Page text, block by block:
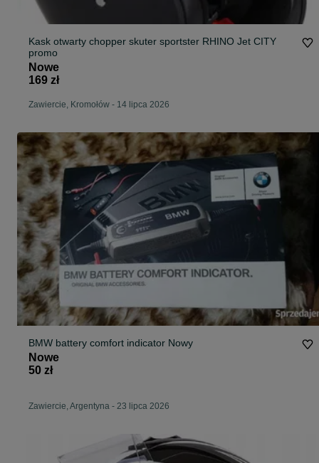
Kask otwarty chopper skuter sportster RHINO Jet CITY
promo
Nowe
169 zł
Zawiercie, Kromołów - 14 lipca 2026
BMW battery comfort indicator Nowy
Nowe
50 zł
Zawiercie, Argentyna - 23 lipca 2026